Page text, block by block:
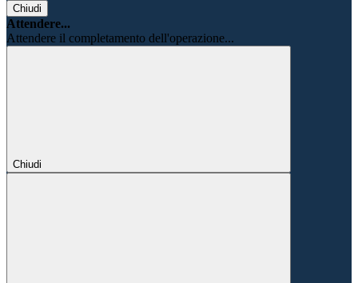
Chiudi
Attendere...
Attendere il completamento dell'operazione...
Chiudi